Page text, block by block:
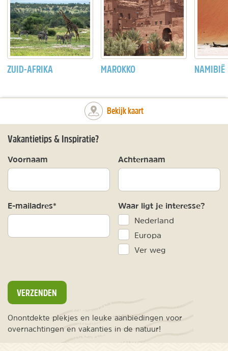
ZUID-AFRIKA MAROKKO NAMIBIË
Bekijk kaart
Vakantietips & Inspiratie?
Voornaam Achternaam
E-mailadres* Waar ligt je interesse?
Nederland
Europa
Ver weg
VERZENDEN
Onontdekte plekjes en leuke aanbiedingen voor
overnachtingen en vakanties in de natuur!